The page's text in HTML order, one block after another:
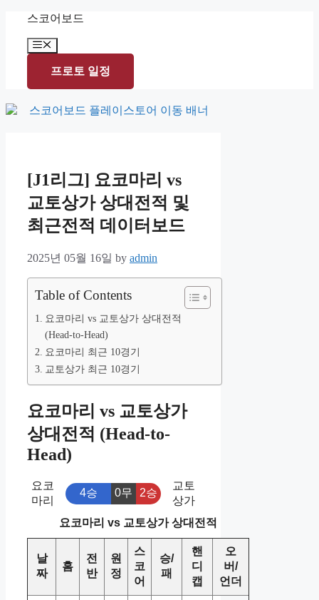
content
스코어보드
Menu
프로토 일정
[J1리그] 요코마리 vs
교토상가 상대전적 및
최근전적 데이터보드
2025년 05월 16일 by admin
Table of Contents
요코마리 vs 교토상가 상대전적
(Head-to-Head)
요코마리 최근 10경기
교토상가 최근 10경기
요코마리 vs 교토상가
상대전적 (Head-to-
Head)
요코
마리
4승 0무 2승
교토
상가
요코마리 vs 교토상가 상대전적
날
짜
홈
전
반
원
정
스
코
어
승/
패
핸
디
캡
오
버/
언더